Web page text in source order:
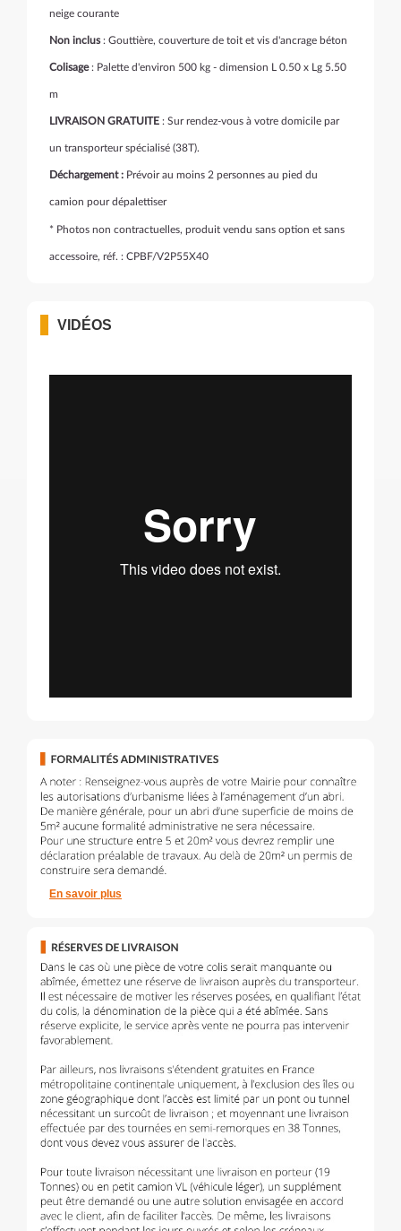
neige courante
Non inclus: Gouttière, couverture de toit et vis d'ancrage béton
Colisage: Palette d'environ 500 kg - dimension L 0.50 x Lg 5.50
m
LIVRAISON GRATUITE : Sur rendez-vous à votre domicile par
un transporteur spécialisé (38T).
Déchargement : Prévoir au moins 2 personnes au pied du
camion pour dépalettiser
* Photos non contractuelles, produit vendu sans option et sans
accessoire, réf. : CPBF/V2P55X40
VIDÉOS
En savoir plus